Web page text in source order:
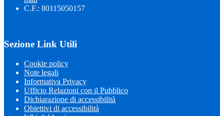
C.F.: 80115050157
Sezione Link Utili
Cookie policy
Note legali
Informativa Privacy
Ufficio Relazioni con il Pubblico
Dichiarazione di accessibilità
Obiettivi di accessibilità